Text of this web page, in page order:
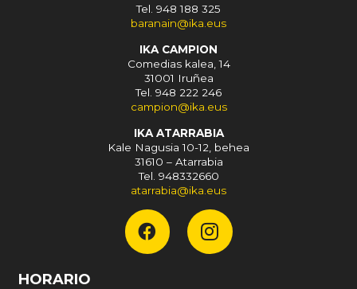
Tel. 948 188 325
baranain@ika.eus
IKA CAMPION
Comedias kalea, 14
31001 Iruñea
Tel. 948 222 246
campion@ika.eus
IKA ATARRABIA
Kale Nagusia 10-12, behea
31610 – Atarrabia
Tel. 948332660
atarrabia@ika.eus
HORARIO